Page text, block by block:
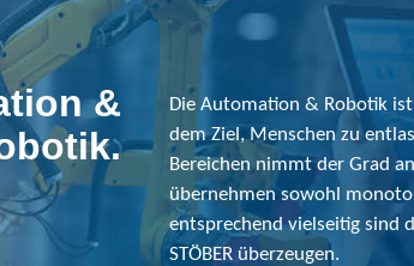
&
Die Automation & Robotik
dem Ziel, Menschen zu
Bereichen nimmt der Grad
übernehmen sowohl
entsprechend vielseitig sind
STÖBER überzeugen.